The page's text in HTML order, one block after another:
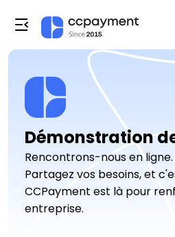
Démonstration
Rencontrons-nous en ligne.
Partagez vos besoins, et
CCPayment est là pour
entreprise.